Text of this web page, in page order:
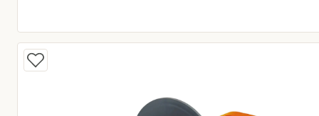
Huidige prijs € 17,15